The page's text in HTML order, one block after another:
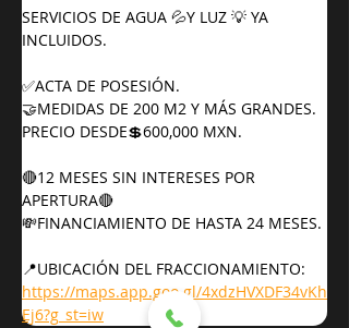
SERVICIOS DE AGUA 💦Y LUZ 💡 YA
INCLUIDOS.
✅ACTA DE POSESIÓN.
🤝MEDIDAS DE 200 M2 Y MÁS GRANDES.
PRECIO DESDE💲600,000 MXN.
🔴12 MESES SIN INTERESES POR
APERTURA🔴
💸FINANCIAMIENTO DE HASTA 24 MESES.
📍UBICACIÓN DEL FRACCIONAMIENTO:
https://maps.app.goo.gl/4xdzHVXDF34vKh
Ej6?g_st=iw